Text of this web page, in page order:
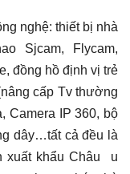
nghệ: thiết bị nhà
Sjcam, Flycam,
đồng hồ định vị trẻ
cấp Tv thường
Camera IP 360, bộ
dây…tất cả đều là
xuất khẩu Châu u